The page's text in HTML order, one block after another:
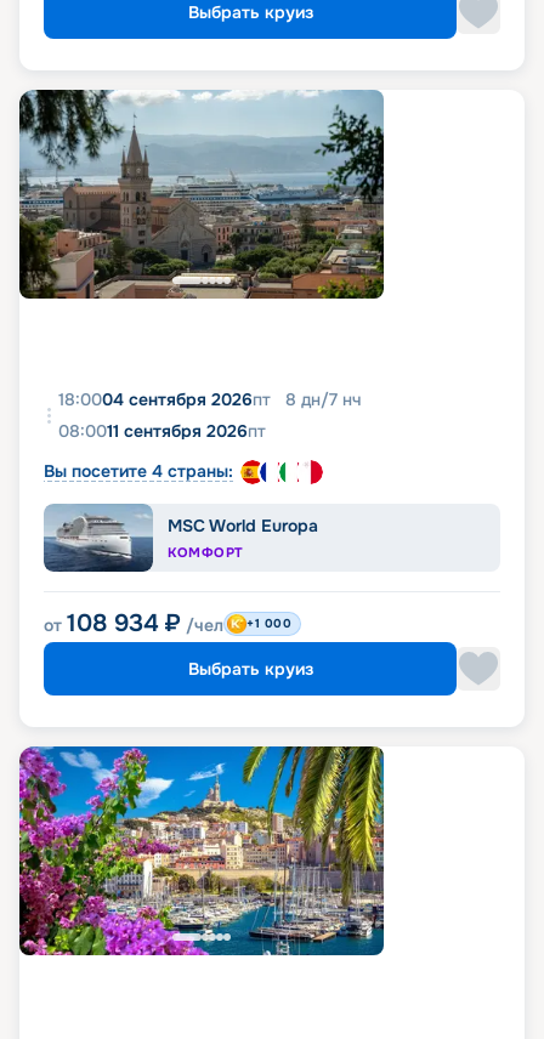
Выбрать круиз
18:0004 сентября 2026пт 8 дн/7 нч
08:0011 сентября 2026пт
Вы посетите 4 страны:
MSC World Europa
КОМФОРТ
от 108 934 ₽ /чел +1 000
Выбрать круиз